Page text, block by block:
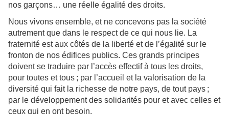
nos garçons… une réelle égalité des droits.
Nous vivons ensemble, et ne concevons pas la société
autrement que dans le respect de ce qui nous lie. La
fraternité est aux côtés de la liberté et de l’égalité sur le
fronton de nos édifices publics. Ces grands principes
doivent se traduire par l’accès effectif à tous les droits,
pour toutes et tous ; par l’accueil et la valorisation de la
diversité qui fait la richesse de notre pays, de tout pays ;
par le développement des solidarités pour et avec celles et
ceux qui en ont besoin.